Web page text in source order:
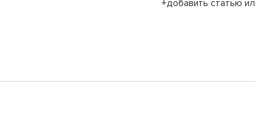
+добавить статью